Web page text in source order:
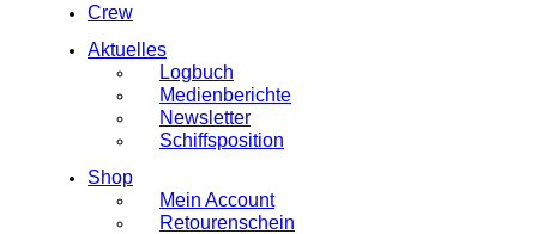
Crew
Aktuelles
Logbuch
Medienberichte
Newsletter
Schiffsposition
Shop
Mein Account
Retourenschein